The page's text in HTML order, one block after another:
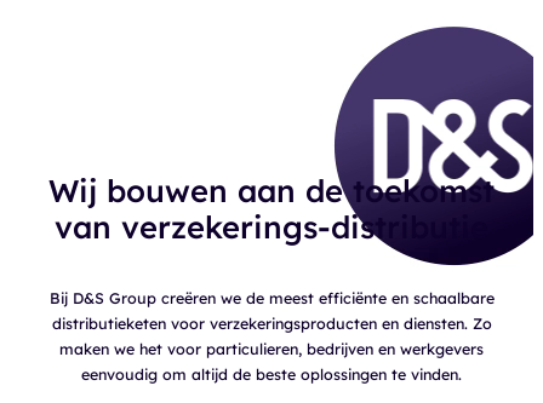
Wij bouwen aan de toekomst
van verzekerings-distributie
Bij D&S Group creëren we de meest efficiënte en schaalbare
distributieketen voor verzekeringsproducten en diensten. Zo
maken we het voor particulieren, bedrijven en werkgevers
eenvoudig om altijd de beste oplossingen te vinden.